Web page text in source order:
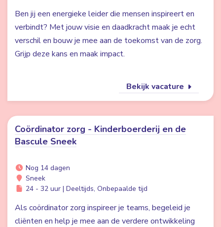
Ben jij een energieke leider die mensen inspireert en
verbindt? Met jouw visie en daadkracht maak je echt
verschil en bouw je mee aan de toekomst van de zorg.
Grijp deze kans en maak impact.
Bekijk vacature
Coördinator zorg - Kinderboerderij en de
Bascule Sneek
Nog 14 dagen
Sneek
24 - 32 uur | Deeltijds, Onbepaalde tijd
Als coördinator zorg inspireer je teams, begeleid je
cliënten en help je mee aan de verdere ontwikkeling